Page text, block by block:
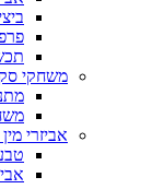
משחקי
אביזרי מין